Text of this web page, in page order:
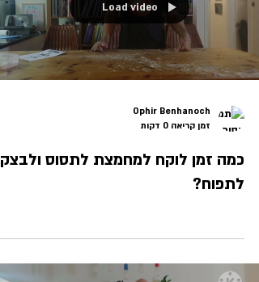
Load video
Ophir Benhanoch
זמן קריאה 0 דקות
כמה זמן לוקח למחמצת לתסוס ולבצק
לתפוח?